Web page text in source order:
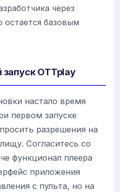
через
остается базовым
OTTplay
настало время
первом запуске
разрешения на
Согласитесь со
функционал плеера
приложения
с пульта, но на